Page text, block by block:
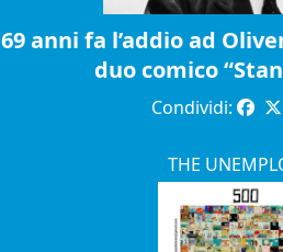
69 anni fa l’addio ad
duo comico
Condividi:
THE